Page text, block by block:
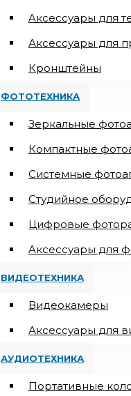
Aксессуары для
Аксессуары для
Кронштейны
ФОТОТЕХНИКА
Зеркальные
Компактные
Системные
Студийное
Цифровые
Aксессуары для
ВИДЕОТЕХНИКА
Видеокамеры
Аксессуары для
АУДИОТЕХНИКА
Портативные